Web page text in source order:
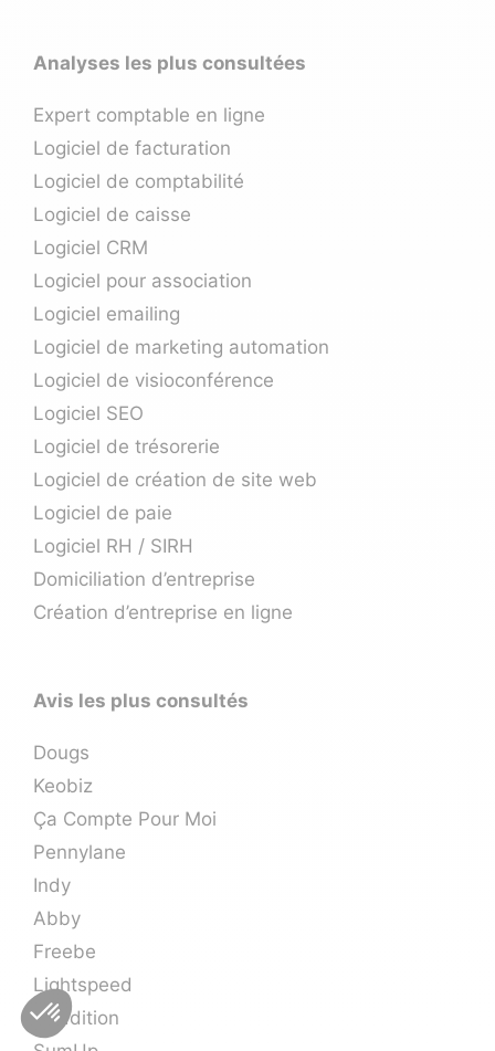
Analyses les plus consultées
Expert comptable en ligne
Logiciel de facturation
Logiciel de comptabilité
Logiciel de caisse
Logiciel CRM
Logiciel pour association
Logiciel emailing
Logiciel de marketing automation
Logiciel de visioconférence
Logiciel SEO
Logiciel de trésorerie
Logiciel de création de site web
Logiciel de paie
Logiciel RH / SIRH
Domiciliation d’entreprise
Création d’entreprise en ligne
Avis les plus consultés
Dougs
Keobiz
Ça Compte Pour Moi
Pennylane
Indy
Abby
Freebe
Lightspeed
L’Addition